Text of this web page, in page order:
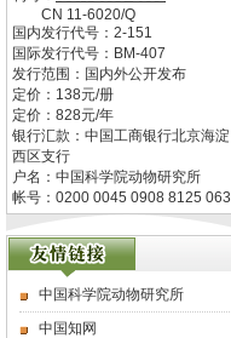
CN 11-6020/Q
国内发行代号： 2-151
国际发行代号： BM-407
发行范围：国内外公开发布
定价： 138元/册
定价： 828元/年
银行汇款：中国工商银行北京海淀
西区支行
户名：中国科学院动物研究所
帐号：0200 0045 0908 8125 063
中国科学院动物研究所
中国知网